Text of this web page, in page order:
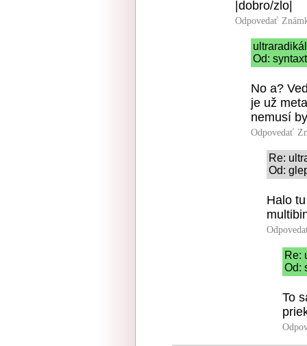
|dobro/zlo|
Odpovedať
Od:
No a?
je už
nemusí
Odpovedať
Re:
Od:
Halo
Re:
Od:
To